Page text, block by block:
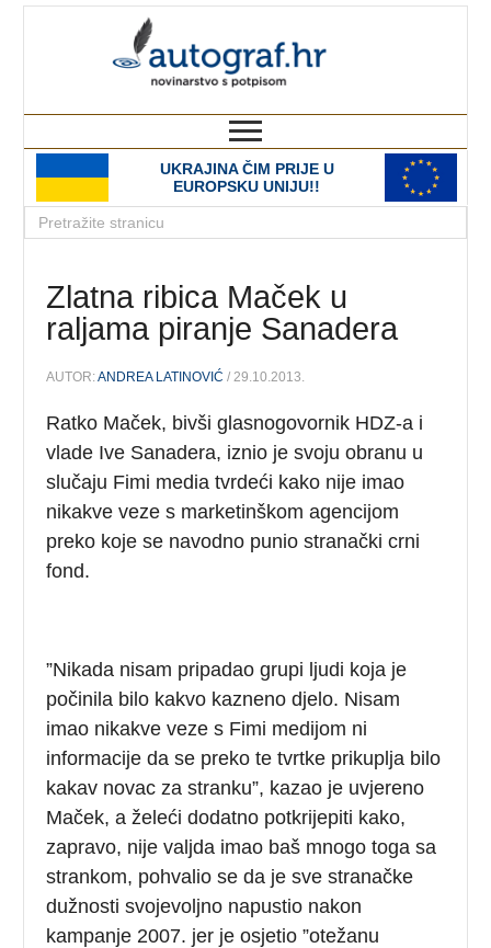
UKRAJINA ČIM PRIJE U
EUROPSKU UNIJU!!
Zlatna ribica Maček u
raljama piranje Sanadera
AUTOR:ANDREA LATINOVIĆ / 29.10.2013.
Ratko Maček, bivši glasnogovornik HDZ-a i
vlade Ive Sanadera, iznio je svoju obranu u
slučaju Fimi media tvrdeći kako nije imao
nikakve veze s marketinškom agencijom
preko koje se navodno punio stranački crni
fond.
”Nikada nisam pripadao grupi ljudi koja je
počinila bilo kakvo kazneno djelo. Nisam
imao nikakve veze s Fimi medijom ni
informacije da se preko te tvrtke prikuplja bilo
kakav novac za stranku”, kazao je uvjereno
Maček, a želeći dodatno potkrijepiti kako,
zapravo, nije valjda imao baš mnogo toga sa
strankom, pohvalio se da je sve stranačke
dužnosti svojevoljno napustio nakon
kampanje 2007. jer je osjetio ”otežanu